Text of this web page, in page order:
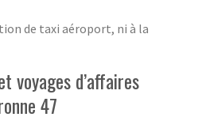
de taxi aéroport, ni à la
voyages d’affaires
47